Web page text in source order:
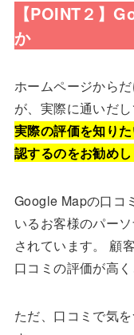
【POINT２】
か
ホームページから
が、実際に通いだ
実際の評価を知り
認するのをお勧めし
Google Mapの口コ
いるお客様のパー
されています。 顧
口コミの評価が高
ただ、口コミで気